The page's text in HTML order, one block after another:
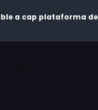
Rolf Wanka,
a cap plataforma